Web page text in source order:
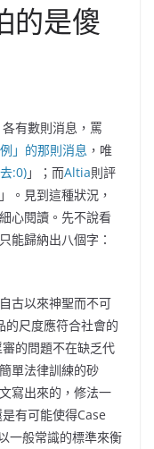
的是傻
有數則消息，罵
」的那則消息 ，唯
:0)」；而Altia則評
」。見到這種狀況，
心閱讀。先不說看
能歸納出八個字：
古以來神聖而不可
尺度應符合社會的
的問題不在缺乏代
單法律訓練的砂
寫出來的，修法一
有可能使得Case
一般常識的標準來衡